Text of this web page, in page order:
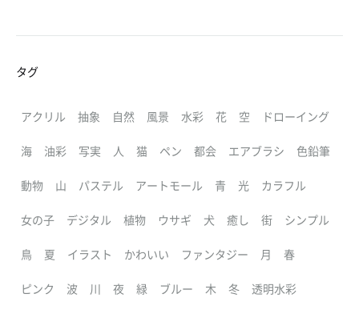
タグ
アクリル 抽象 自然 風景 水彩 花 空 ドローイング
海 油彩 写実 人 猫 ペン 都会 エアブラシ 色鉛筆
動物 山 パステル アートモール 青 光 カラフル
女の子 デジタル 植物 ウサギ 犬 癒し 街 シンプル
鳥 夏 イラスト かわいい ファンタジー 月 春
ピンク 波 川 夜 緑 ブルー 木 冬 透明水彩